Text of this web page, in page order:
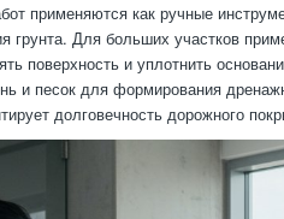
применяются как ручные
грунта. Для больших участков
поверхность и уплотнить
и песок для формирования
долговечность дорожного